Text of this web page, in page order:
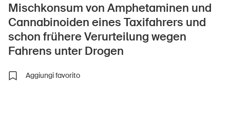
Sport e attività fisica
Edifici e impianti
Mischkonsum von Amphetaminen und
Cannabinoiden eines Taxifahrers und
schon frühere Verurteilung wegen
Fahrens unter Drogen
Aggiungi favorito